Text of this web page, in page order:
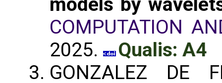
models by
COMPUTATION
2025.
Qualis: A4
GONZALEZ DE